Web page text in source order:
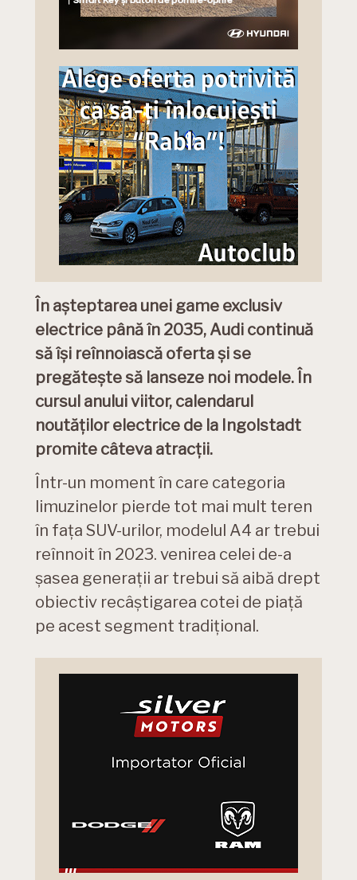
În așteptarea unei game exclusiv
electrice până în 2035, Audi continuă
să își reînnoiască oferta și se
pregătește să lanseze noi modele. În
cursul anului viitor, calendarul
noutăților electrice de la Ingolstadt
promite câteva atracții.
Într-un moment în care categoria
limuzinelor pierde tot mai mult teren
în fața SUV-urilor, modelul A4 ar trebui
reînnoit în 2023. venirea celei de-a
șasea generații ar trebui să aibă drept
obiectiv recâștigarea cotei de piață
pe acest segment tradițional.